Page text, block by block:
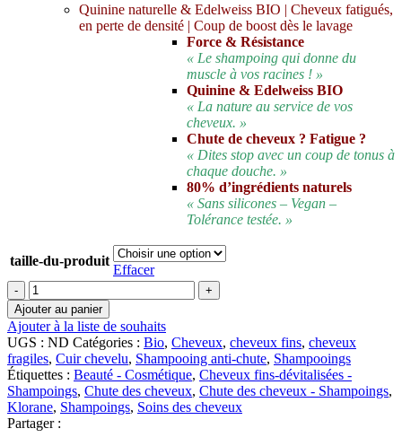
د.م.121.40
Quinine naturelle & Edelweiss BIO | Cheveux fatigués,
en perte de densité | Coup de boost dès le lavage
Force & Résistance
« Le shampoing qui donne du
muscle à vos racines ! »
Quinine & Edelweiss BIO
« La nature au service de vos
cheveux. »
Chute de cheveux ? Fatigue ?
« Dites stop avec un coup de tonus à
chaque douche. »
80% d’ingrédients naturels
« Sans silicones – Vegan –
Tolérance testée. »
taille-du-produit
Effacer
quantité
de
KLORANE
Shampoing
à
la
Quinine
&
Edelweiss
BIO
Ajouter au panier
Ajouter à la liste de souhaits
UGS : ND Catégories : Bio, Cheveux, cheveux fins, cheveux
fragiles, Cuir chevelu, Shampooing anti-chute, Shampooings
Étiquettes : Beauté - Cosmétique, Cheveux fins-dévitalisées -
Shampoings, Chute des cheveux, Chute des cheveux - Shampoings,
Klorane, Shampoings, Soins des cheveux
Partager :